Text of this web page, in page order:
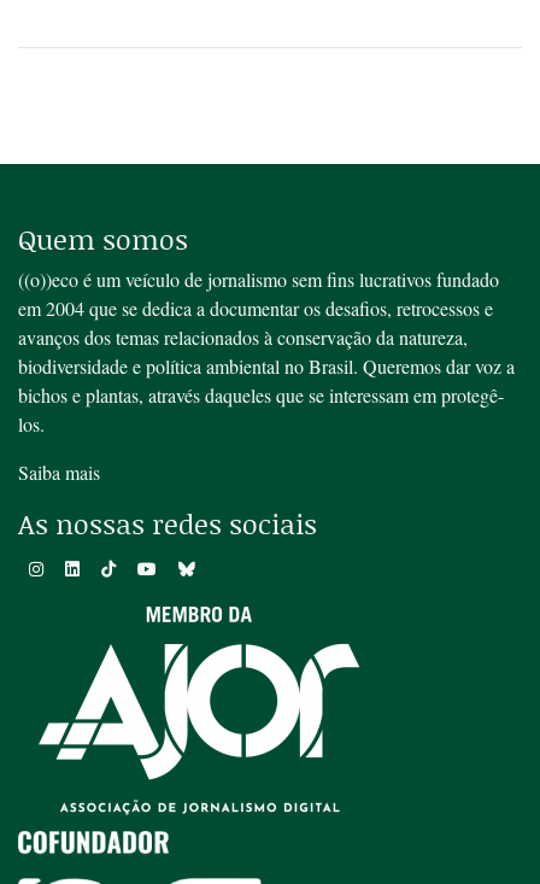
Quem somos
((o))eco é um veículo de jornalismo sem fins lucrativos fundado
em 2004 que se dedica a documentar os desafios, retrocessos e
avanços dos temas relacionados à conservação da natureza,
biodiversidade e política ambiental no Brasil. Queremos dar voz a
bichos e plantas, através daqueles que se interessam em protegê-
los.
Saiba mais
As nossas redes sociais